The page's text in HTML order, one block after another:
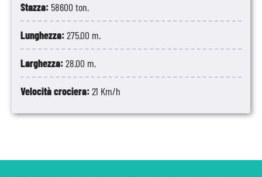
Stazza: 58600 ton.
Lunghezza:275.00 m.
Larghezza:28.00 m.
Velocità crociera:21 Km/h